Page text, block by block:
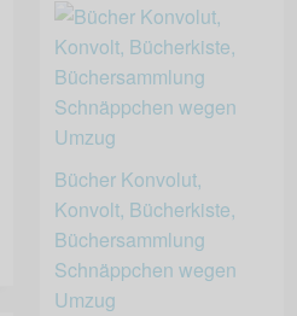
Bücher Konvolut,
Konvolt, Bücherkiste,
Büchersammlung
Schnäppchen wegen
Umzug